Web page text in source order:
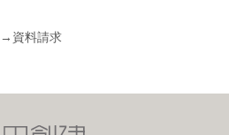
→ 資料請求